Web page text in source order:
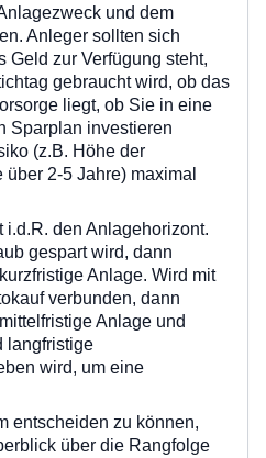
und dem
Anleger sollten sich
Geld zur Verfügung steht,
gebraucht wird, ob das
liegt, ob Sie in eine
Sparplan investieren
(z.B. Höhe der
2-5 Jahre) maximal
i.d.R. den Anlagehorizont.
gespart wird, dann
Anlage. Wird mit
verbunden, dann
Anlage und
langfristige
wird, um eine
entscheiden zu können,
über die Rangfolge